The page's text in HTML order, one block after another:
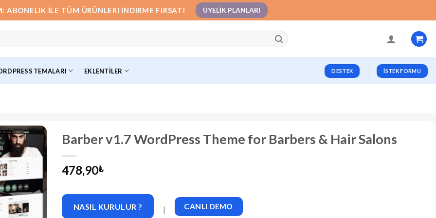
ABONELIK İLE TÜM ÜRÜNLERI İNDIRME FIRSATI ÜYELIK PLANLARI
TEMALARI EKLENTILER DESTEK İSTEK FORMU
Barber v1.7 WordPress Theme for Barbers & Hair Salons
478,90₺
NASIL KURULUR ? | CANLI DEMO